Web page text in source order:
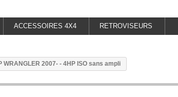
ACCESSOIRES 4X4 RETROVISEURS
WRANGLER 2007- - 4HP ISO sans ampli